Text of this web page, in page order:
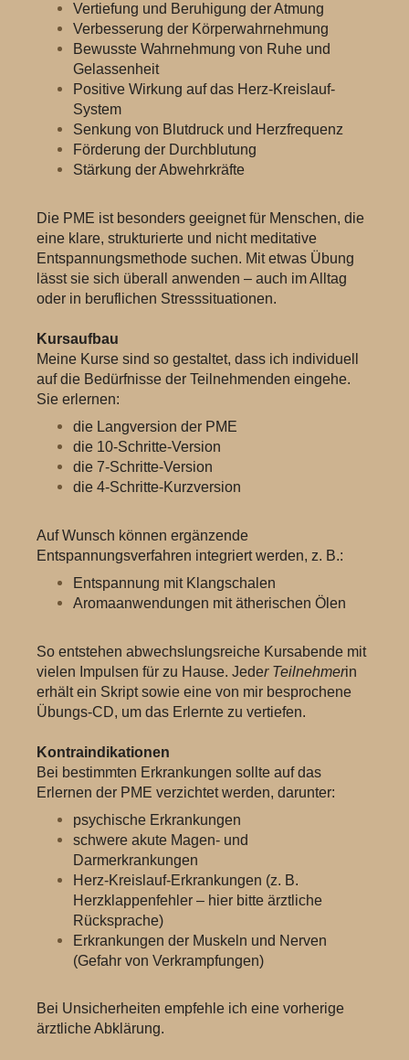
Vertiefung und Beruhigung der Atmung
Verbesserung der Körperwahrnehmung
Bewusste Wahrnehmung von Ruhe und
Gelassenheit
Positive Wirkung auf das Herz-Kreislauf-
System
Senkung von Blutdruck und Herzfrequenz
Förderung der Durchblutung
Stärkung der Abwehrkräfte
Die PME ist besonders geeignet für Menschen, die
eine klare, strukturierte und nicht meditative
Entspannungsmethode suchen. Mit etwas Übung
lässt sie sich überall anwenden – auch im Alltag
oder in beruflichen Stresssituationen.
Kursaufbau
Meine Kurse sind so gestaltet, dass ich individuell
auf die Bedürfnisse der Teilnehmenden eingehe.
Sie erlernen:
die Langversion der PME
die 10-Schritte-Version
die 7-Schritte-Version
die 4-Schritte-Kurzversion
Auf Wunsch können ergänzende
Entspannungsverfahren integriert werden, z. B.:
Entspannung mit Klangschalen
Aromaanwendungen mit ätherischen Ölen
So entstehen abwechslungsreiche Kursabende mit
vielen Impulsen für zu Hause. Jeder Teilnehmerin
erhält ein Skript sowie eine von mir besprochene
Übungs-CD, um das Erlernte zu vertiefen.
Kontraindikationen
Bei bestimmten Erkrankungen sollte auf das
Erlernen der PME verzichtet werden, darunter:
psychische Erkrankungen
schwere akute Magen- und
Darmerkrankungen
Herz-Kreislauf-Erkrankungen (z. B.
Herzklappenfehler – hier bitte ärztliche
Rücksprache)
Erkrankungen der Muskeln und Nerven
(Gefahr von Verkrampfungen)
Bei Unsicherheiten empfehle ich eine vorherige
ärztliche Abklärung.